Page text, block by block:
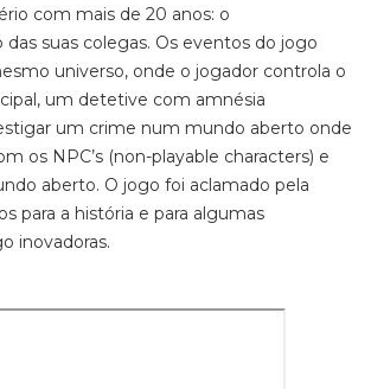
com mais de 20 anos: o
suas colegas. Os eventos do jogo
universo, onde o jogador controla o
um detetive com amnésia
um crime num mundo aberto onde
os NPC’s (non-playable characters) e
aberto. O jogo foi aclamado pela
para a história e para algumas
inovadoras.